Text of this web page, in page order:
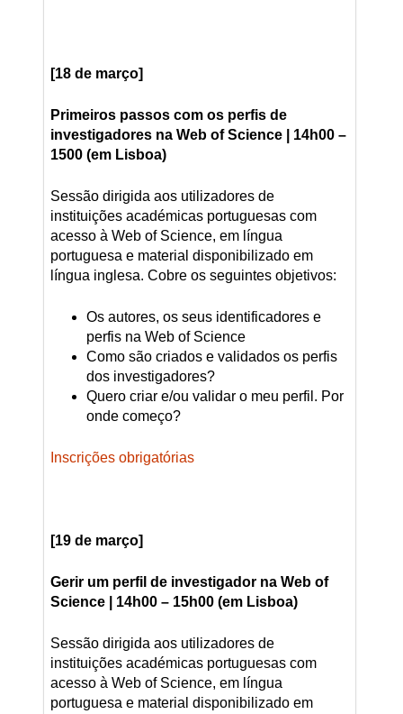
[18 de março]
Primeiros passos com os perfis de
investigadores na Web of Science| 14h00 –
1500 (em Lisboa)
Sessão dirigida aos utilizadores de
instituições académicas portuguesas com
acesso à Web of Science, em língua
portuguesa e material disponibilizado em
língua inglesa. Cobre os seguintes objetivos:
Os autores, os seus identificadores e
perfis na Web of Science
Como são criados e validados os perfis
dos investigadores?
Quero criar e/ou validar o meu perfil. Por
onde começo?
Inscrições obrigatórias
[19 de março]
Gerir um perfil de investigador na Web of
Science| 14h00 – 15h00 (em Lisboa)
Sessão dirigida aos utilizadores de
instituições académicas portuguesas com
acesso à Web of Science, em língua
portuguesa e material disponibilizado em